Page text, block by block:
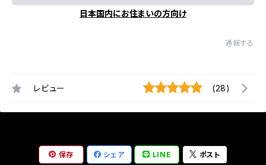
日本国内にお住まいの方向け
通報する
レビュー (28)
保存 シェア LINE ポスト